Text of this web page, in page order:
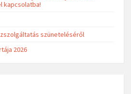
kapcsolatba!
szüneteléséről
2026